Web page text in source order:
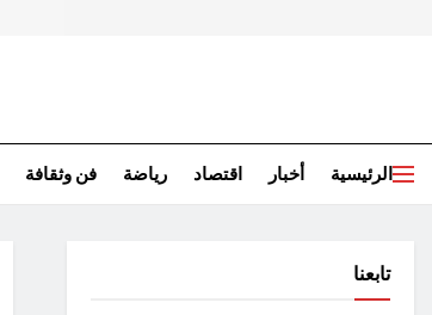
الرئيسية أخبار اقتصاد رياضة فن وثقافة
تابعنا